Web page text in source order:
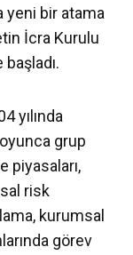
yeni bir atama
İcra Kurulu
yılında
grup
piyasaları,
risk
kurumsal
görev